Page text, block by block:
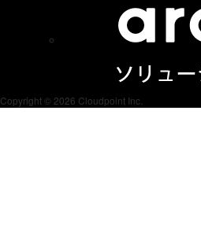
Copyright © 2026 Cloudpoint Inc.